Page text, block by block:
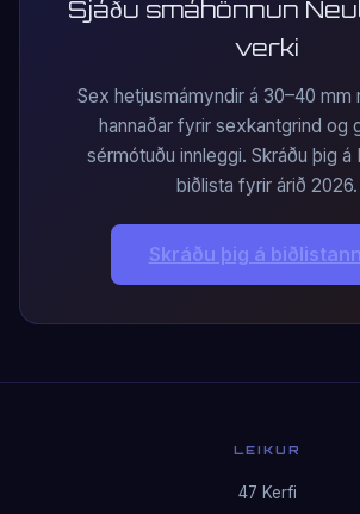
Sjáðu smáhönnun
verki
Sex hetjusmámyndir á 30–40
hannaðar fyrir sexkantgrind og
sérmótuðu innleggi. Skráðu þig
biðlista fyrir árið 2026.
Skráðu þig á
LEIKUR
47 Kerfi